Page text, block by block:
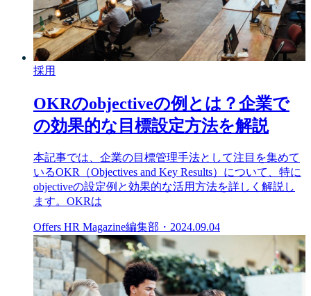
採用
OKRのobjectiveの例とは？企業で
の効果的な目標設定方法を解説
本記事では、企業の目標管理手法として注目を集めて
いるOKR（Objectives and Key Results）について、特に
objectiveの設定例と効果的な活用方法を詳しく解説し
ます。OKRは
Offers HR Magazine編集部 ・ 2024.09.04